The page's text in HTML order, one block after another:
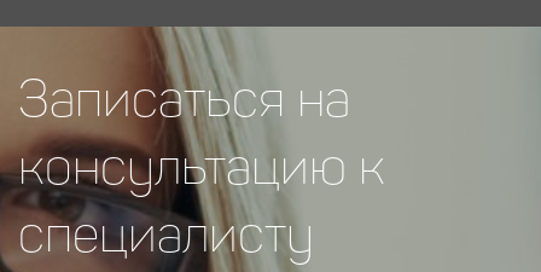
Записаться на
консультацию к
специалисту